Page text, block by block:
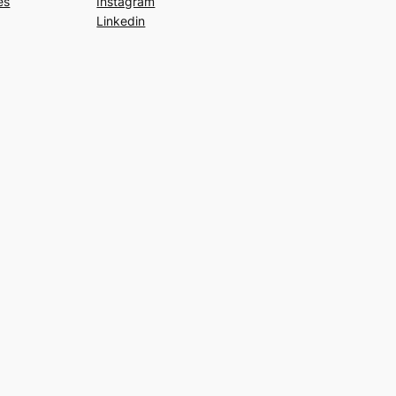
Linkedin